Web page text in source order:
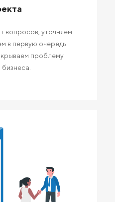
вопросов, уточняем
в первую очередь
проблему